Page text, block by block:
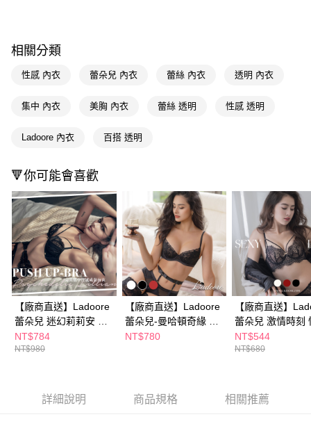
【關於「AFTEE先享後付」】
AFTEE先享後付是「在收到商品之後才付款」的支付方式。 讓您購物簡單
便利好安心！
３．安心：先確認商品／服務後，再付款。
【「AFTEE先享後付」結帳流程】
２．訂單成立數日內，您將收到繳費通知簡訊。
３．收到繳費通知簡訊後14天內，點擊此簡訊中的連結，可透過四大超商／
ATM／網路銀行／等多元方式進行付款，方視為交易完成。
※ 請注意：結帳手續完成當下不需立刻繳費，但若您需要取消訂單，請聯絡
購買商品的店家。未經商家同意取消之訂單仍視為有效，需透過AFTEE先享
後付繳納相關費用。
※ 交易是否成功請以「AFTEE先享後付 」之結帳頁面顯示為準，若有關於
是否繳費成功／繳費後需取消欲退款等相關疑問，請聯繫「AFTEE先享後付
客戶支援中心」https://netprotections.freshdesk.com/support/home
【注意事項】
１．透過由恩沛科技股份有限公司提供之「AFTEE先享後付」服務完成之交
易，需依本服務之必要範圍內提供個人資料，並將交易相關給付款項請求債
權轉讓予恩沛科技股份有限公司。
２．關於個人資料處理事宜，請瀏覽以下網址：
每筆NT$100，滿NT$590(含以上)免運費
相關分類
性感 內衣 蕾朵兒 內衣 蕾絲 內衣 透明 內衣
集中 內衣 美胸 內衣 蕾絲 透明 性感 透明
Ladoore 內衣 百搭 透明
🔻你可能會喜歡
【廠商直送】Ladoore
蕾朵兒 迷幻莉莉安 完
美集中性感成套內衣
NT$784
NT$980
【廠商直送】Ladoore
蕾朵兒-曼哈頓奇緣 法
式薄蕾絲成套內衣
NT$780
【廠商直送】
蕾朵兒 激情時刻
薄杯成套內衣-多
選
NT$544
NT$680
詳細說明 商品規格 相關推薦